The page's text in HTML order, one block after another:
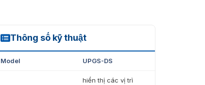
Thông số kỹ thuật
UPGS-DS
Model UPGS-DS
hiển thị các vị trì